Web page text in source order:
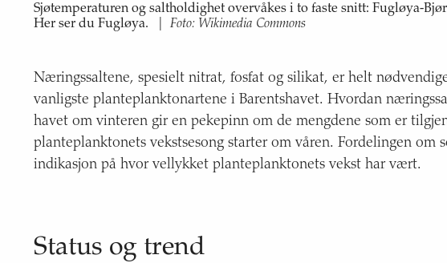
Sjøtemperaturen og saltholdighet overvåkes i to faste snitt: Fugløya-
Her ser du Fugløya.
Foto: Wikimedia Commons
Næringssaltene, spesielt nitrat, fosfat og silikat, er helt
vanligste planteplanktonartene i Barentshavet. Hvordan
havet om vinteren gir en pekepinn om de mengdene som er
planteplanktonets vekstsesong starter om våren. Fordelingen om
indikasjon på hvor vellykket planteplanktonets vekst har vært.
Status og trend